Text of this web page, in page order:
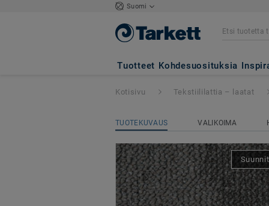
Suomi
Tuotteet Kohdesuosituksia
Desert AirMaster
Kotisivu Tekstiililattia – laatat
TUOTEKUVAUS VALIKOIMA